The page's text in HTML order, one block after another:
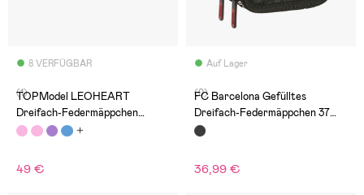
8 VERFÜGBAR
(1)
TOPModel LEOHEART
Dreifach-Federmäppchen
Hayden
49 €
Auf Lager
(0)
FC Barcelona Gefülltes
Dreifach-Federmäppchen 37
Teile, Schwarz
36,99 €